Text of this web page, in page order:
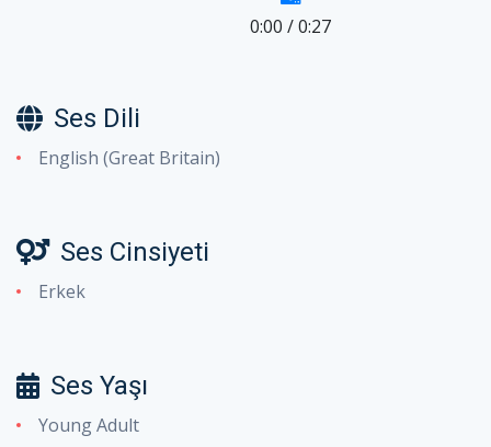
0:00 /0:27
Ses Dili
English (Great Britain)
Ses Cinsiyeti
Erkek
Ses Yaşı
Young Adult